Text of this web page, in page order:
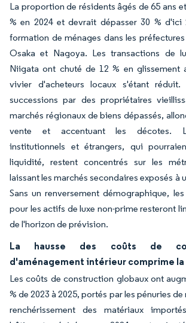
La proportion de résidents âgés de 65 ans
% en 2024 et devrait dépasser 30 % d'ici
formation de ménages dans les
Osaka et Nagoya. Les transactions de
Niigata ont chuté de 12 % en glissement
vivier d'acheteurs locaux s'étant
successions par des propriétaires
marchés régionaux de biens dépassés,
vente et accentuant les décotes.
institutionnels et étrangers, qui
liquidité, restent concentrés sur les
laissant les marchés secondaires exposés à
Sans un renversement démographique,
pour les actifs de luxe non-prime resteront
de l'horizon de prévision.
La hausse des coûts de
d'aménagement intérieur comprime
Les coûts de construction globaux ont
% de 2023 à 2025, portés par les pénuries
renchérissement des matériaux